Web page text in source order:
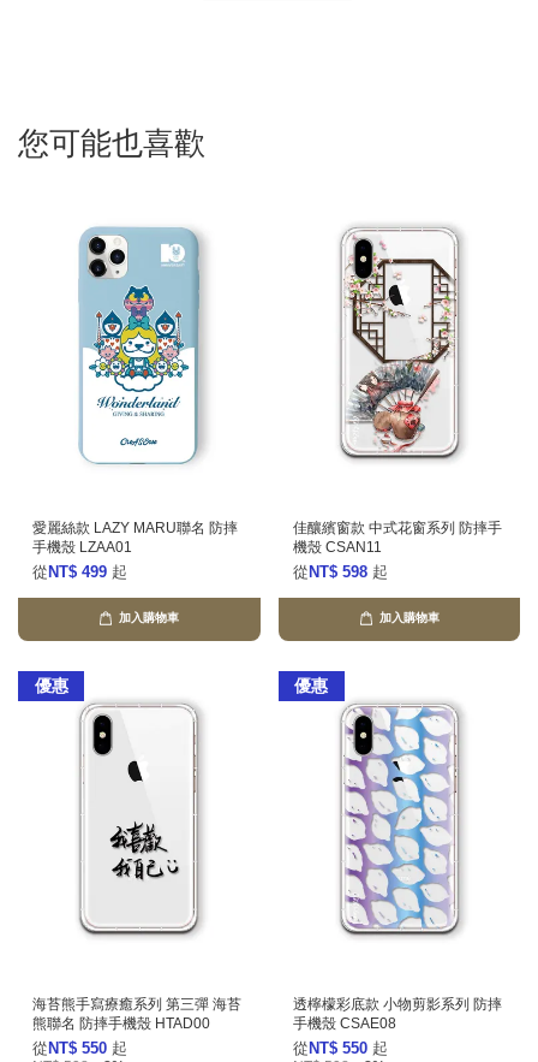
您可能也喜歡
愛麗絲款 LAZY MARU聯名 防摔
手機殼 LZAA01
從 NT$ 499 起
加入購物車
佳釀繽窗款 中式花窗系列 防摔手
機殼 CSAN11
從 NT$ 598 起
加入購物車
優惠
海苔熊手寫療癒系列 第三彈 海苔
熊聯名 防摔手機殼 HTAD00
從 NT$ 550 起
優惠
透檸檬彩底款 小物剪影系列 防摔
手機殼 CSAE08
從 NT$ 550 起